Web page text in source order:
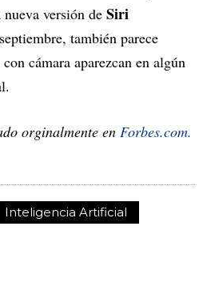
versión de Siri
también parece
cámara aparezcan en algún
orginalmente en Forbes.com.
Inteligencia Artificial